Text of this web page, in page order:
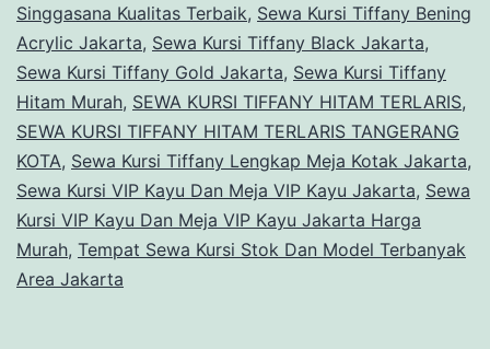
Singgasana Kualitas Terbaik, Sewa Kursi Tiffany Bening
Acrylic Jakarta, Sewa Kursi Tiffany Black Jakarta,
Sewa Kursi Tiffany Gold Jakarta, Sewa Kursi Tiffany
Hitam Murah, SEWA KURSI TIFFANY HITAM TERLARIS,
SEWA KURSI TIFFANY HITAM TERLARIS TANGERANG
KOTA, Sewa Kursi Tiffany Lengkap Meja Kotak Jakarta,
Sewa Kursi VIP Kayu Dan Meja VIP Kayu Jakarta, Sewa
Kursi VIP Kayu Dan Meja VIP Kayu Jakarta Harga
Murah, Tempat Sewa Kursi Stok Dan Model Terbanyak
Area Jakarta